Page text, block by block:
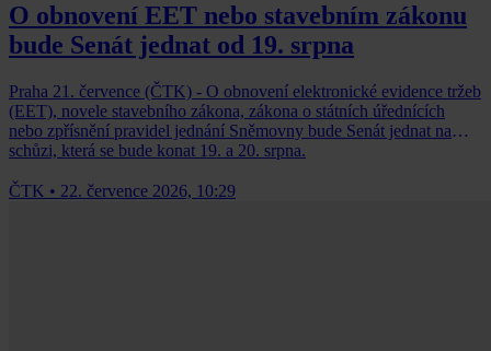
O obnovení EET nebo stavebním zákonu
bude Senát jednat od 19. srpna
Praha 21. července (ČTK) - O obnovení elektronické evidence tržeb
(EET), novele stavebního zákona, zákona o státních úřednících
nebo zpřísnění pravidel jednání Sněmovny bude Senát jednat na
schůzi, která se bude konat 19. a 20. srpna.
ČTK • 22. července 2026, 10:29